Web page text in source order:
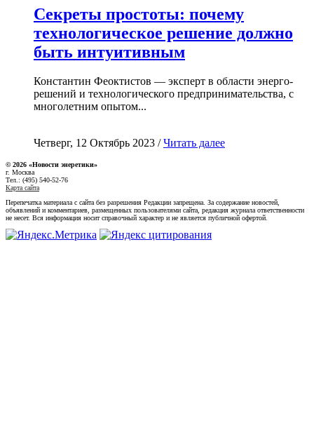
Секреты простоты: почему
технологическое решение должно
быть интуитивным
Константин Феоктистов — эксперт в области энерго-
решений и технологического предпринимательства, с
многолетним опытом...
Четверг, 12 Октябрь 2023 /Читать далее
© 2026 «Новости энеретики»
г. Москва
Тел.: (495) 540-52-76
Карта сайта
Перепечатка материала с сайта без разрешения Редакции запрещена. За содержание новостей,
объявлений и комментариев, размещенных пользователями сайта, редакция журнала ответственности
не несет. Вся информация носит справочный характер и не является публичной офертой.